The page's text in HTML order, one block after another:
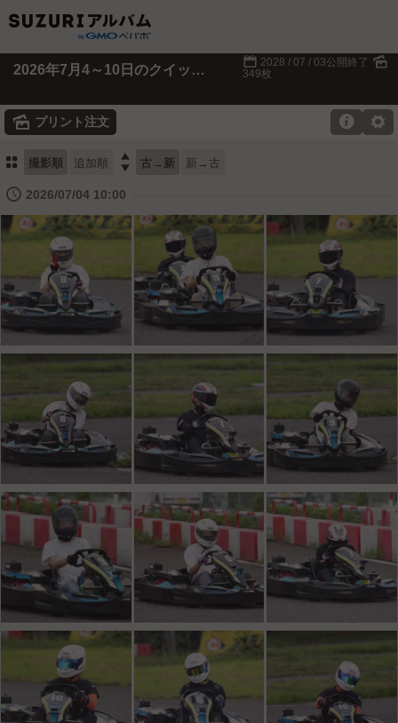
2026年7月4～10日のクイック羽生 📅 2028 / 07 / 03公開終了 🌄
349枚
🌄 プリント注文 ⚙

⚏ 撮影順 追加順  古→新 新→古
🕔 2026/07/04 10:00